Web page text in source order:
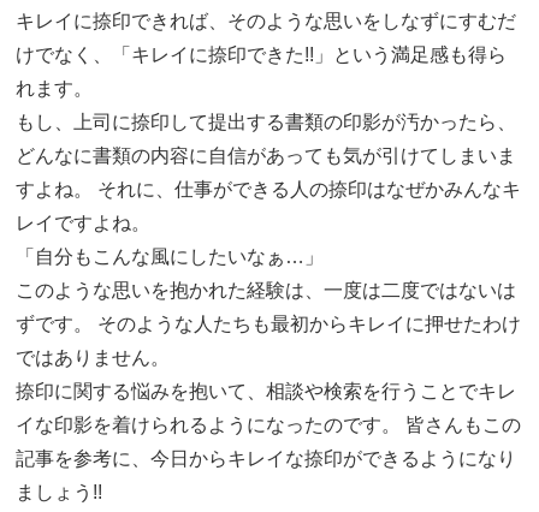
キレイに捺印できれば、そのような思いをしなずにすむだ
けでなく、「キレイに捺印できた!!」という満足感も得ら
れます。
もし、上司に捺印して提出する書類の印影が汚かったら、
どんなに書類の内容に自信があっても気が引けてしまいま
すよね。 それに、仕事ができる人の捺印はなぜかみんなキ
レイですよね。
「自分もこんな風にしたいなぁ…」
このような思いを抱かれた経験は、一度は二度ではないは
ずです。 そのような人たちも最初からキレイに押せたわけ
ではありません。
捺印に関する悩みを抱いて、相談や検索を行うことでキレ
イな印影を着けられるようになったのです。 皆さんもこの
記事を参考に、今日からキレイな捺印ができるようになり
ましょう!!